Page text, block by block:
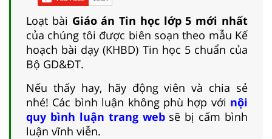
Loạt bài Giáo án Tin học lớp 5 mới nhất
của chúng tôi được biên soạn theo mẫu Kế
hoạch bài dạy (KHBD) Tin học 5 chuẩn của
Bộ GD&ĐT.
Nếu thấy hay, hãy động viên và chia sẻ
nhé! Các bình luận không phù hợp với nội
quy bình luận trang websẽ bị cấm bình
luận vĩnh viễn.